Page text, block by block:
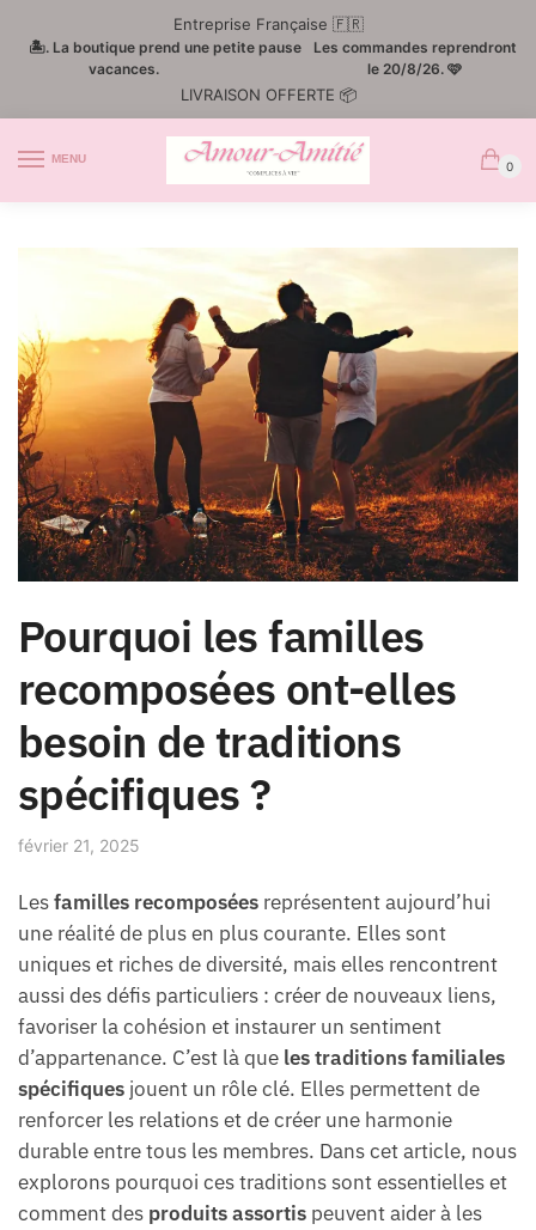
Entreprise Française 🇫🇷
🏝️. La boutique prend une petite pause
vacances.
Les commandes reprendront
le 20/8/26. 🩷
LIVRAISON OFFERTE 📦
MENU
0
Pourquoi les familles
recomposées ont-elles
besoin de traditions
spécifiques ?
février 21, 2025
Lesfamilles recomposées représentent aujourd’hui
une réalité de plus en plus courante. Elles sont
uniques et riches de diversité, mais elles rencontrent
aussi des défis particuliers : créer de nouveaux liens,
favoriser la cohésion et instaurer un sentiment
d’appartenance. C’est là que les traditions familiales
spécifiques jouent un rôle clé. Elles permettent de
renforcer les relations et de créer une harmonie
durable entre tous les membres. Dans cet article, nous
explorons pourquoi ces traditions sont essentielles et
comment des produits assortis peuvent aider à les